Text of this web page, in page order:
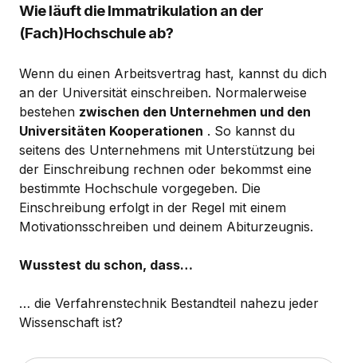
Wie läuft die Immatrikulation an der
(Fach)Hochschule ab?
Wenn du einen Arbeitsvertrag hast, kannst du dich
an der Universität einschreiben. Normalerweise
bestehen zwischen den Unternehmen und den
Universitäten Kooperationen . So kannst du
seitens des Unternehmens mit Unterstützung bei
der Einschreibung rechnen oder bekommst eine
bestimmte Hochschule vorgegeben. Die
Einschreibung erfolgt in der Regel mit einem
Motivationsschreiben und deinem Abiturzeugnis.
Wusstest du schon, dass…
… die Verfahrenstechnik Bestandteil nahezu jeder
Wissenschaft ist?